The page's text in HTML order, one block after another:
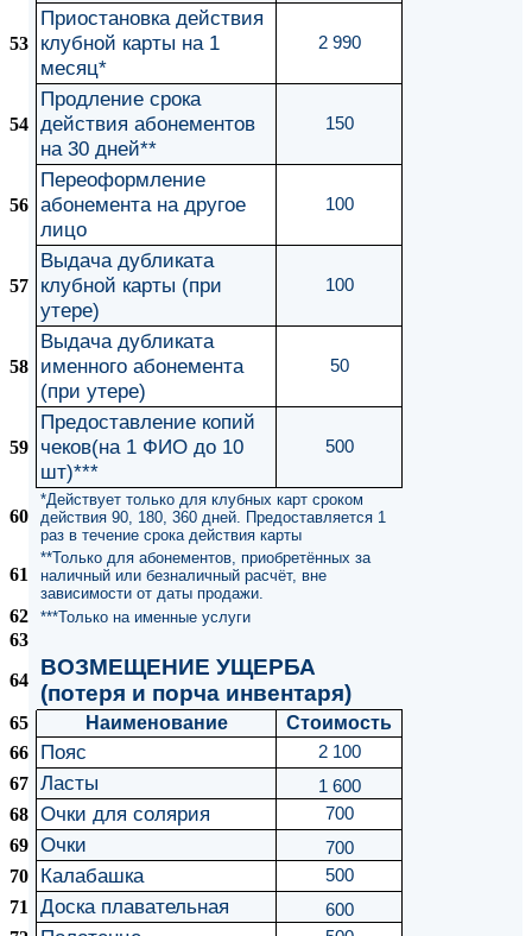
53
Приостановка действия
клубной карты на 1
месяц*
2 990
54
Продление срока
действия абонементов
на 30 дней**
150
56
Переоформление
абонемента на другое
лицо
100
57
Выдача дубликата
клубной карты (при
утере)
100
58
Выдача дубликата
именного абонемента
(при утере)
50
59
Предоставление копий
чеков(на 1 ФИО до 10
шт)***
500
60
*Действует только для клубных карт сроком
действия 90, 180, 360 дней. Предоставляется 1
раз в течение срока действия карты
61
**Только для абонементов, приобретённых за
наличный или безналичный расчёт, вне
зависимости от даты продажи.
62 ***Только на именные услуги
63
64
ВОЗМЕЩЕНИЕ УЩЕРБА
(потеря и порча инвентаря)
65 Наименование
Стоимость
66
Пояс 2 100
67 Ласты 1 600
68 Очки для солярия 700
69 Очки 700
70 Калабашка 500
71 Доска плавательная 600